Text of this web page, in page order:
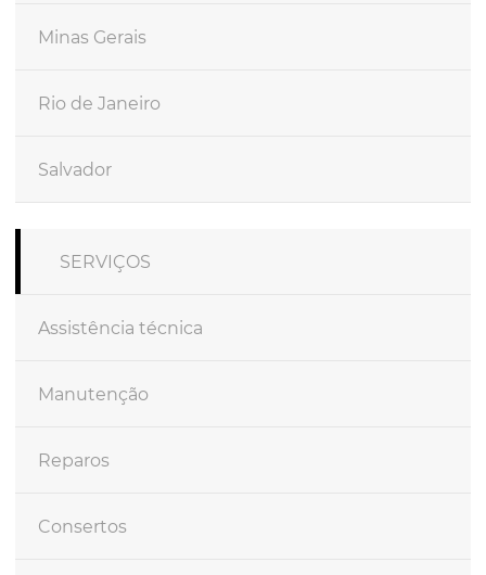
Minas Gerais
Rio de Janeiro
Salvador
SERVIÇOS
Assistência técnica
Manutenção
Reparos
Consertos